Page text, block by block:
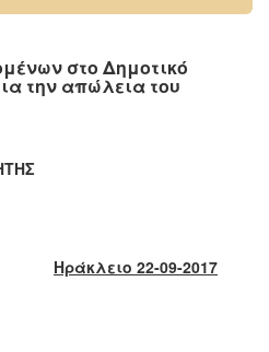
στο Δημοτικό
την απώλεια του
Ηράκλειο 22-09-2017